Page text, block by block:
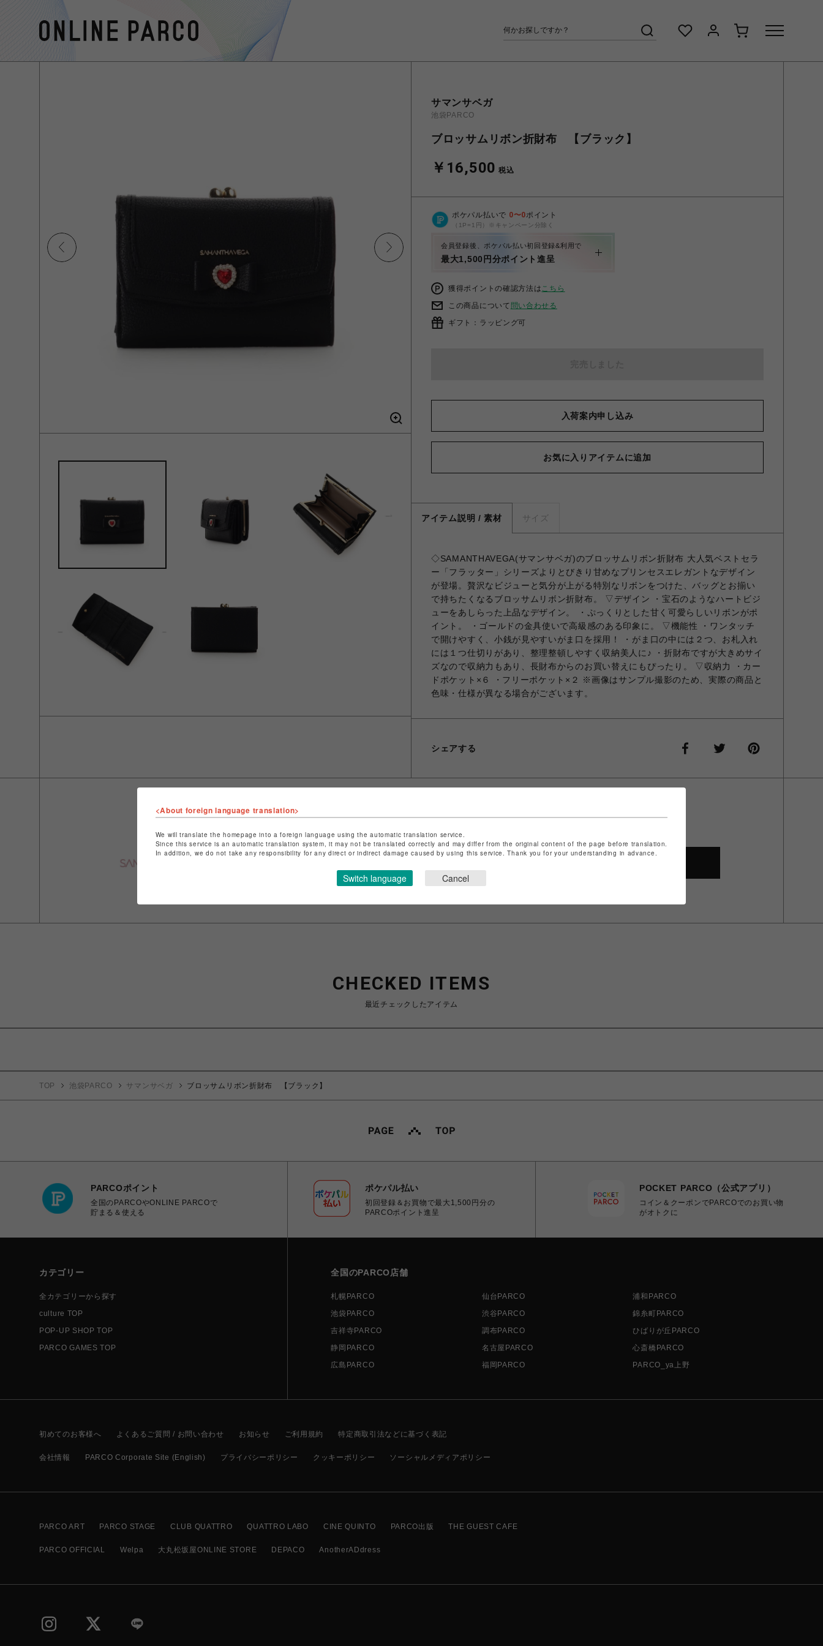
サマンサベガ
池袋PARCO
ブロッサムリボン折財布 【ブラック】
￥16,500 税込
ポケパル払いで 0〜0ポイント
（1P=1円）※キャンペーン分除く
会員登録後、ポケパル払い初回登録&利用で
最大1,500円分ポイント進呈
獲得ポイントの確認方法はこちら
この商品について 問い合わせる
ギフト：ラッピング可
入荷案内申し込み
お気に入りアイテムに追加
アイテム説明 / 素材 サイズ
◇SAMANTHAVEGA(サマンサベガ)のブロッサムリボン折財布 大人気ベストセラ
ー「フラッター」シリーズよりとびきり甘めなプリンセスエレガントなデザイン
が登場。贅沢なビジューと気分が上がる特別なリボンをつけた、バッグとお揃い
で持ちたくなるブロッサムリボン折財布。 ▽デザイン ・宝石のようなハートビジ
ューをあしらった上品なデザイン。 ・ぷっくりとした甘く可愛らしいリボンがポ
イント。 ・ゴールドの金具使いで高級感のある印象に。 ▽機能性 ・ワンタッチ
で開けやすく、小銭が見やすいがま口を採用！ ・がま口の中には２つ、お札入れ
には１つ仕切りがあり、整理整頓しやすく収納美人に♪ ・折財布ですが大きめサイ
ズなので収納力もあり、長財布からのお買い替えにもぴったり。 ▽収納力 ・カー
ドポケット×６ ・フリーポケット×２ ※画像はサンプル撮影のため、実際の商品と
色味・仕様が異なる場合がございます。
シェアする
ショップ名
サマンサベガ
店舗名
池袋PARCO
特定商取引法など法令に基づく表記は
こちら
CHECKED ITEMS
最近チェックしたアイテム
TOP 池袋PARCO サマンサベガ ブロッサムリボン折財布 【ブラック】
PARCOポイント
全国のPARCOやONLINE PARCOで
貯まる＆使える
ポケパル払い
初回登録＆お買物で最大1,500円分の
PARCOポイント進呈
POCKET PARCO（公式アプリ）
コイン＆クーポンでPARCOでのお買い物
がオトクに
カテゴリー
全カテゴリーから探す
culture TOP
POP-UP SHOP TOP
PARCO GAMES TOP
全国のPARCO店舗
札幌PARCO 仙台PARCO
浦和PARCO
池袋PARCO
渋谷PARCO
錦糸町PARCO
吉祥寺PARCO
調布PARCO
ひばりが丘PARCO
静岡PARCO
名古屋PARCO
心斎橋PARCO
広島PARCO
福岡PARCO PARCO_ya上野
初めてのお客様へ よくあるご質問 / お問い合わせ お知らせ ご利用規約 特定商取引法などに基づく表記
会社情報 PARCO Corporate Site (English) プライバシーポリシー クッキーポリシー ソーシャルメディアポリシー
PARCO ART PARCO STAGE CLUB QUATTRO QUATTRO LABO CINE QUINTO PARCO出版 THE GUEST CAFE
PARCO OFFICIAL Welpa 大丸松坂屋ONLINE STORE DEPACO AnotherADdress
<About foreign language translation>
We will translate the homepage into a foreign language using the automatic translation service.
Since this service is an automatic translation system, it may not be translated correctly and may differ from the original content of the page before translation.
In addition, we do not take any responsibility for any direct or indirect damage caused by using this service. Thank you for your understanding in advance.
Switch language Cancel